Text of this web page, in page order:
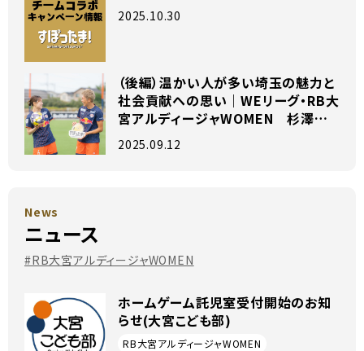
2025.10.30
（後編）温かい人が多い埼玉の魅力と
社会貢献ヘの思い｜WEリーグ・RB大
宮アルディージャWOMEN 杉澤海
星選手×齊藤夕眞選手 独占インタビ
ュー
2025.09.12
News
ニュース
#RB大宮アルディージャWOMEN
ホームゲーム託児室受付開始のお知
らせ(大宮こども部)
RB大宮アルディージャWOMEN